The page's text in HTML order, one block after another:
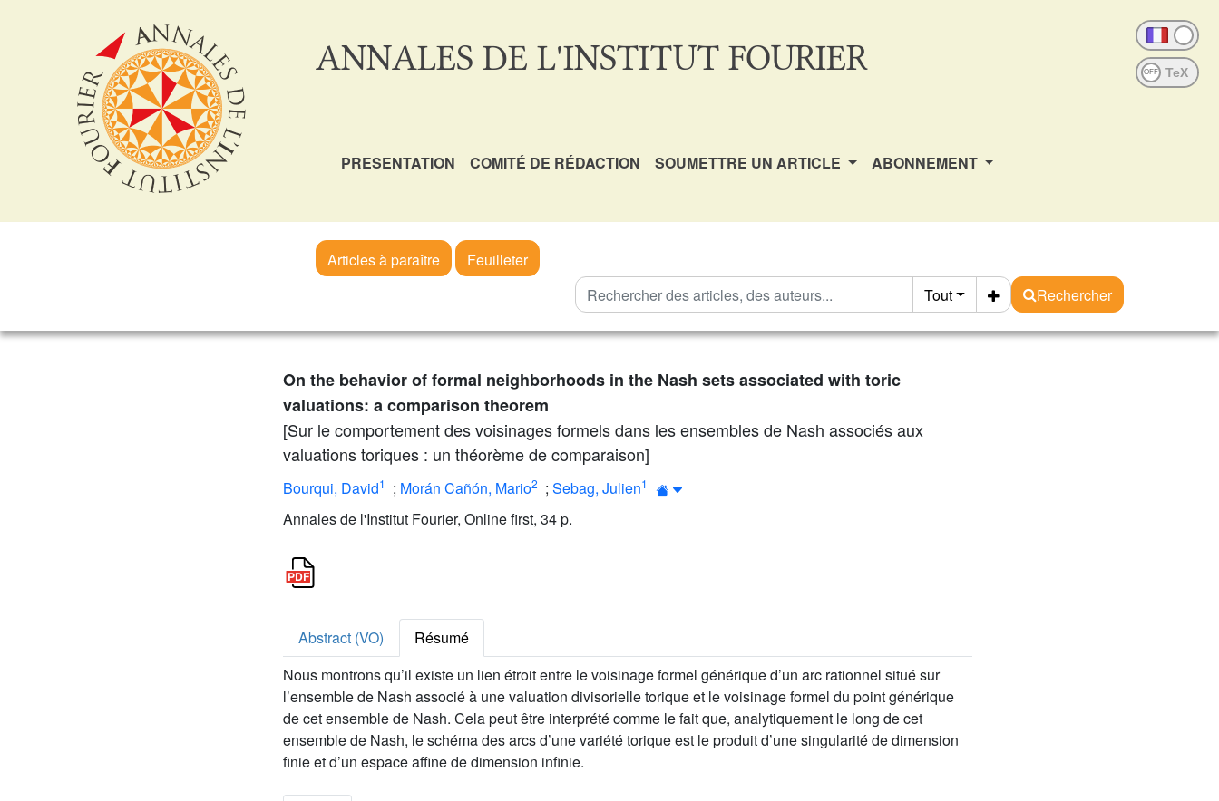
ANNALES DE L'INSTITUT FOURIER OFF
PRESENTATION COMITÉ DE RÉDACTION SOUMETTRE UN ARTICLE ABONNEMENT
Articles à paraître
Feuilleter
Tout
Rechercher
On the behavior of formal neighborhoods in the Nash sets associated with toric
valuations: a comparison theorem
[Sur le comportement des voisinages formels dans les ensembles de Nash associés aux
valuations toriques : un théorème de comparaison]
Bourqui, David1 ; Morán Cañón, Mario2 ; Sebag, Julien1
Annales de l'Institut Fourier, Online first, 34 p.
Abstract (VO)
Résumé
Nous montrons qu’il existe un lien étroit entre le voisinage formel générique d’un arc rationnel situé sur
l’ensemble de Nash associé à une valuation divisorielle torique et le voisinage formel du point générique
de cet ensemble de Nash. Cela peut être interprété comme le fait que, analytiquement le long de cet
ensemble de Nash, le schéma des arcs d’une variété torique est le produit d’une singularité de dimension
finie et d’un espace affine de dimension infinie.